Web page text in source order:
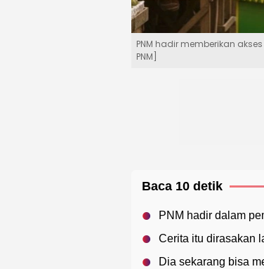
PNM hadir memberikan
PNM]
Baca 10 detik
PNM hadir dalam
Cerita itu dirasakan
Dia sekarang bisa